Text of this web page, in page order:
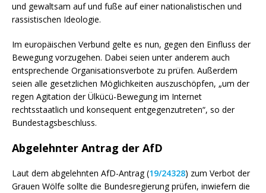
und gewaltsam auf und fuße auf einer nationalistischen und
rassistischen Ideologie.
Im europäischen Verbund gelte es nun, gegen den Einfluss der
Bewegung vorzugehen. Dabei seien unter anderem auch
entsprechende Organisationsverbote zu prüfen. Außerdem
seien alle gesetzlichen Möglichkeiten auszuschöpfen, „um der
regen Agitation der Ülkücü-Bewegung im Internet
rechtsstaatlich und konsequent entgegenzutreten“, so der
Bundestagsbeschluss.
Abgelehnter Antrag der AfD
Laut dem abgelehnten AfD-Antrag (19/24328) zum Verbot der
Grauen Wölfe sollte die Bundesregierung prüfen, inwiefern die